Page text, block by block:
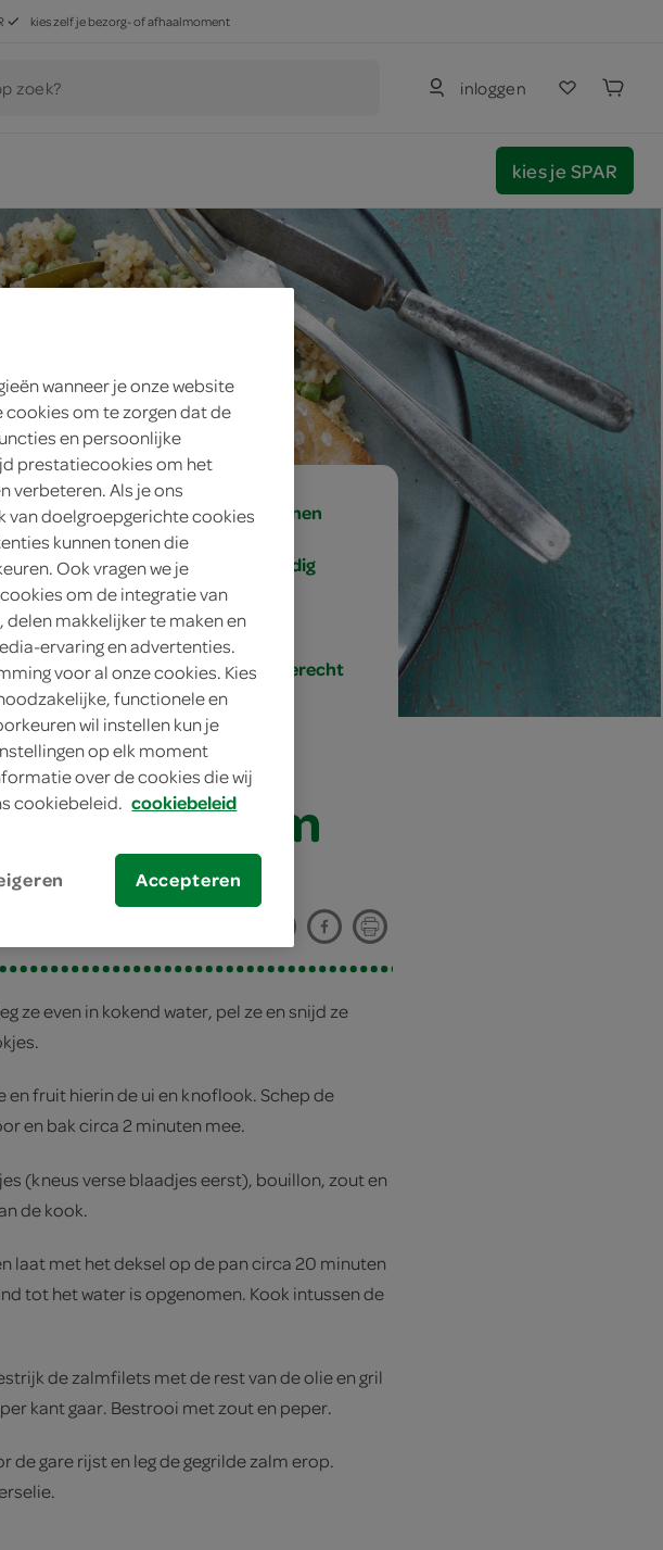
kies zelf je bezorg- of afhaalmoment
zoek? inloggen
kies je SPAR
4 personen
eenvoudig
30 min.
hoofdgerecht
zalm
ze even in kokend water, pel ze en snijd ze
en fruit hierin de ui en knoflook. Schep de
en bak circa 2 minuten mee.
(kneus verse blaadjes eerst), bouillon, zout en
de kook.
laat met het deksel op de pan circa 20 minuten
tot het water is opgenomen. Kook intussen de
de zalmfilets met de rest van de olie en gril
kant gaar. Bestrooi met zout en peper.
de gare rijst en leg de gegrilde zalm erop.
wanneer je onze website
om te zorgen dat de
en persoonlijke
prestatiecookies om het
verbeteren. Als je ons
van doelgroepgerichte cookies
kunnen tonen die
Ook vragen we je
om de integratie van
makkelijker te maken en
ervaring en advertenties.
voor al onze cookies. Kies
functionele en
wil instellen kun je
op elk moment
over de cookies die wij
cookiebeleid. cookiebeleid
Accepteren